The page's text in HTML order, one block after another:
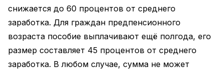
снижается до 60 процентов от среднего
заработка. Для граждан предпенсионного
возраста пособие выплачивают ещё полгода, его
размер составляет 45 процентов от среднего
заработка. В любом случае, сумма не может